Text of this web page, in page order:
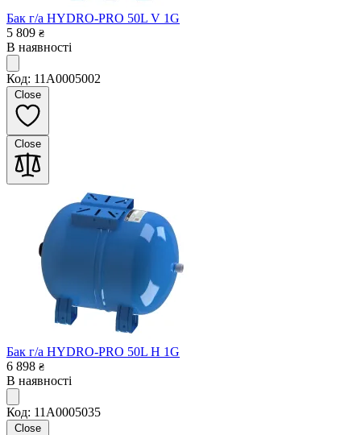
Бак г/а HYDRO-PRO 50L V 1G
5 809 ₴
В наявності
Код: 11A0005002
Close
Close
Бак г/а HYDRO-PRO 50L H 1G
6 898 ₴
В наявності
Код: 11A0005035
Close